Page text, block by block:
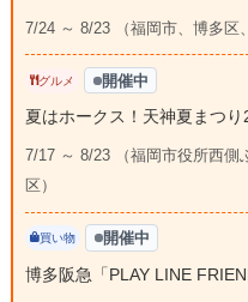
7/24 ～ 8/23 （福岡市、博多区
グルメ 開催中
夏はホークス！天神夏まつ
7/17 ～ 8/23 （福岡市役所西側
区）
買い物 開催中
博多阪急「PLAY LINE